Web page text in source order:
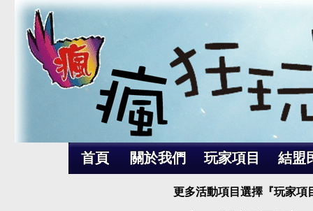
首頁 關於我們 玩家項目 結盟
更多活動項目選擇『玩家項